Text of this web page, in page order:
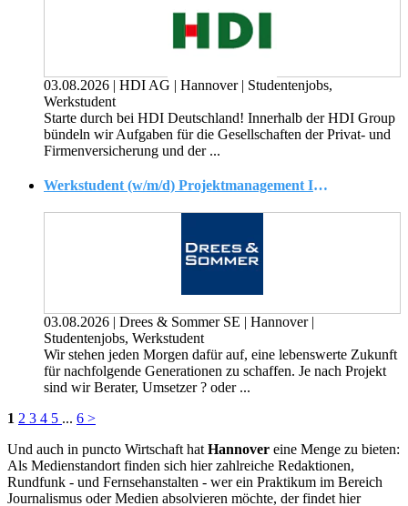
03.08.2026 | HDI AG | Hannover | Studentenjobs,
Werkstudent
Starte durch bei HDI Deutschland! Innerhalb der HDI Group
bündeln wir Aufgaben für die Gesellschaften der Privat- und
Firmen­versicherung und der ...
Werkstudent (w/m/d) Projektmanagement Infrastrukturprojekte
03.08.2026 | Drees & Sommer SE | Hannover |
Studentenjobs, Werkstudent
Wir stehen jeden Morgen dafür auf, eine lebenswerte Zukunft
für nachfolgende Generationen zu schaffen. Je nach Projekt
sind wir Berater, Umsetzer ? oder ...
1 2 3 4 5 ... 6 >
Und auch in puncto Wirtschaft hat Hannover eine Menge zu bieten:
Als Medienstandort finden sich hier zahlreiche Redaktionen,
Rundfunk - und Fernsehanstalten - wer ein Praktikum im Bereich
Journalismus oder Medien absolvieren möchte, der findet hier